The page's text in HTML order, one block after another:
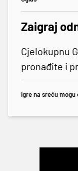
Zaigraj
Cjelokupnu
pronađite i
Igre na sreću